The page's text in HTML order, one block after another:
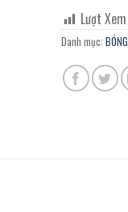
Lượt
Danh mục: